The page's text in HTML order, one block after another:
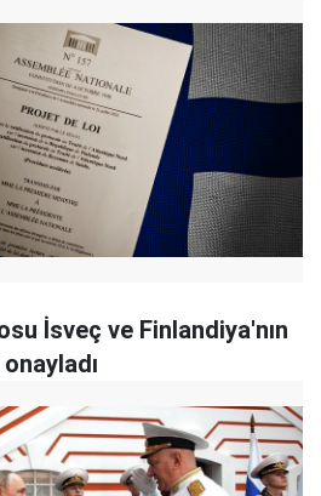
İsveç ve Finlandiya'nın
onayladı